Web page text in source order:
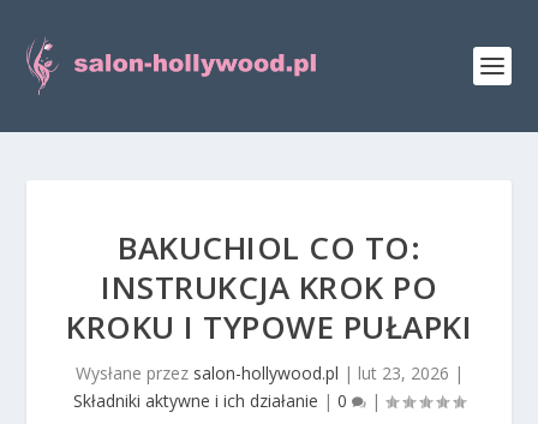
BAKUCHIOL CO TO:
INSTRUKCJA KROK PO
KROKU I TYPOWE PUŁAPKI
Wysłane przez salon-hollywood.pl | lut 23, 2026 |
Składniki aktywne i ich działanie | 0 |